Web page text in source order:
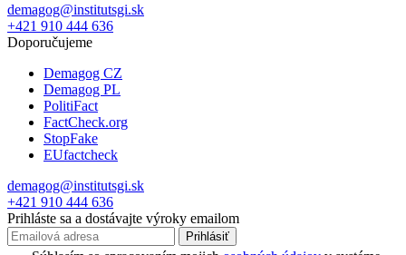
demagog@institutsgi.sk
+421 910 444 636
Doporučujeme
Demagog CZ
Demagog PL
PolitiFact
FactCheck.org
StopFake
EUfactcheck
demagog@institutsgi.sk
+421 910 444 636
Prihláste sa a dostávajte výroky emailom
Prihlásiť